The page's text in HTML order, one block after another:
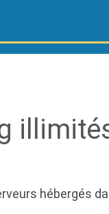
hébergés